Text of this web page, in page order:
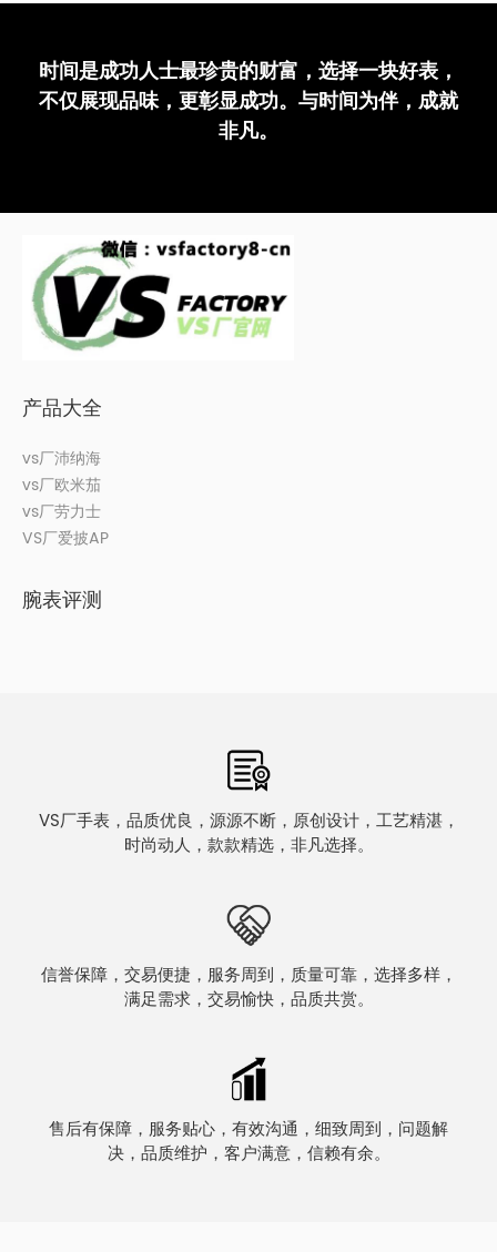
时间是成功人士最珍贵的财富，选择一块好表，
不仅展现品味，更彰显成功。与时间为伴，成就
非凡。
产品大全
vs厂沛纳海
vs厂欧米茄
vs厂劳力士
VS厂爱披AP
腕表评测
VS厂手表，品质优良，源源不断，原创设计，工艺精湛，
时尚动人，款款精选，非凡选择。
信誉保障，交易便捷，服务周到，质量可靠，选择多样，
满足需求，交易愉快，品质共赏。
售后有保障，服务贴心，有效沟通，细致周到，问题解
决，品质维护，客户满意，信赖有余。